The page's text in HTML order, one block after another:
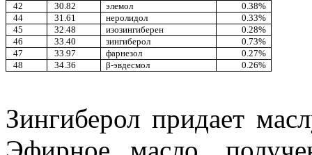
42
30.82 элемол
0.38%
44
31.61 неролидол
0.33%
45
32.48 изозингиберен
0.28%
46
33.40 зингиберол
0.73%
47
33.97 фарнезол
0.27%
48
34.36 β-эвдесмол 0.26%
Зингиберол придает